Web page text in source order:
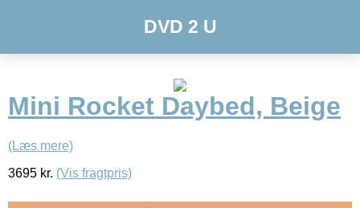
DVD 2 U
Mini Rocket Daybed, Beige
(Læs mere)
3695 kr. (Vis fragtpris)